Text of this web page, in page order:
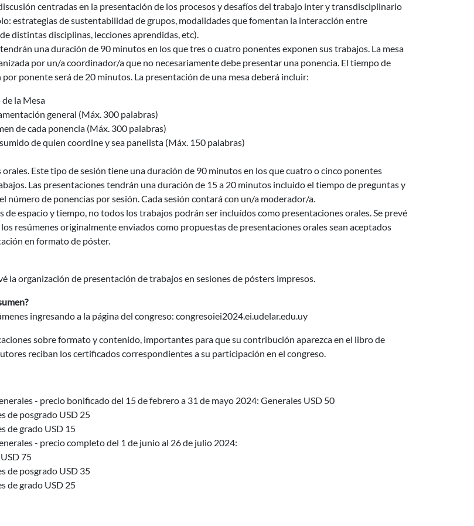
centradas en la presentación de los procesos y desafíos del trabajo inter y transdisciplinario
estrategias de sustentabilidad de grupos, modalidades que fomentan la interacción entre
distintas disciplinas, lecciones aprendidas, etc).
tendrán una duración de 90 minutos en los que tres o cuatro ponentes exponen sus trabajos. La mesa
por un/a coordinador/a que no necesariamente debe presentar una ponencia. El tiempo de
ponente será de 20 minutos. La presentación de una mesa deberá incluir:
la Mesa
general (Máx. 300 palabras)
de cada ponencia (Máx. 300 palabras)
de quien coordine y sea panelista (Máx. 150 palabras)
orales. Este tipo de sesión tiene una duración de 90 minutos en los que cuatro o cinco ponentes
Las presentaciones tendrán una duración de 15 a 20 minutos incluido el tiempo de preguntas y
número de ponencias por sesión. Cada sesión contará con un/a moderador/a.
de espacio y tiempo, no todos los trabajos podrán ser incluídos como presentaciones orales. Se prevé
resúmenes originalmente enviados como propuestas de presentaciones orales sean aceptados
en formato de póster.
la organización de presentación de trabajos en sesiones de pósters impresos.
ingresando a la página del congreso: congresoiei2024.ei.udelar.edu.uy
sobre formato y contenido, importantes para que su contribución aparezca en el libro de
reciban los certificados correspondientes a su participación en el congreso.
- precio bonificado del 15 de febrero a 31 de mayo 2024: Generales USD 50
de posgrado USD 25
de grado USD 15
- precio completo del 1 de junio al 26 de julio 2024:
75
de posgrado USD 35
de grado USD 25